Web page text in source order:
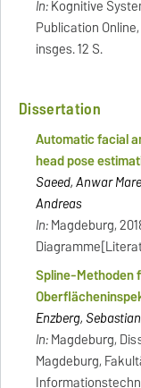
In:Kognitive
Publication
insges. 12 S.
Dissertation
Automatic facial
head pose
Saeed, Anwar
Andreas
In:Magdeburg,
Spline-Methoden
Enzberg,
In:Magdeburg,
Magdeburg,